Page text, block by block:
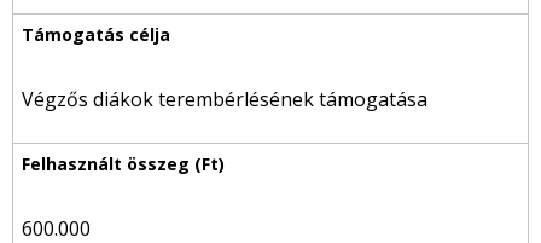
Végzős diákok terembérlésének támogatása
600.000